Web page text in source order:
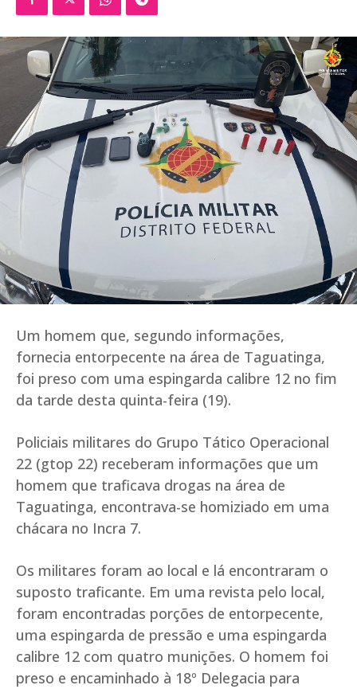
Um homem que, segundo informações,
fornecia entorpecente na área de Taguatinga,
foi preso com uma espingarda calibre 12 no fim
da tarde desta quinta-feira (19).
Policiais militares do Grupo Tático Operacional
22 (gtop 22) receberam informações que um
homem que traficava drogas na área de
Taguatinga, encontrava-se homiziado em uma
chácara no Incra 7.
Os militares foram ao local e lá encontraram o
suposto traficante. Em uma revista pelo local,
foram encontradas porções de entorpecente,
uma espingarda de pressão e uma espingarda
calibre 12 com quatro munições. O homem foi
preso e encaminhado à 18º Delegacia para